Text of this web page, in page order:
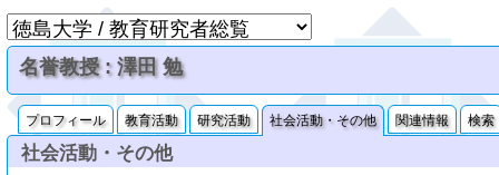
名誉教授 : 澤田 勉
プロフィール 教育活動 研究活動 社会活動・その他 関連情報 検索
社会活動・その他